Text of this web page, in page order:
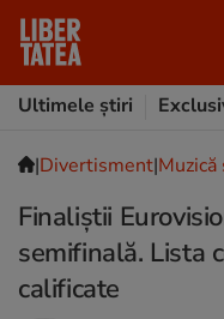
Ultimele știri
|Divertisment|
Finaliștii
semifinală. Lista
calificate